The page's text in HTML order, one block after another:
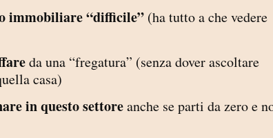
immobiliare “difficile” (ha tutto a che vedere
da una “fregatura” (senza dover ascoltare
casa)
in questo settoreanche se parti da zero e